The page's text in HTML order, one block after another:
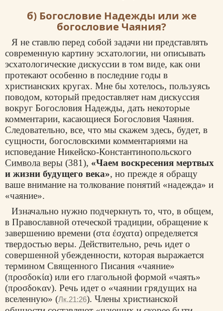
б) Богословие Надежды или же
богословие Чаяния?
Я не ставлю перед собой задачи ни представлять
современную картину эсхатологии, ни описывать
эсхатологические дискуссии в том виде, как они
протекают особенно в последние годы в
христианских кругах. Мне бы хотелось, пользуясь
поводом, который предоставляет нам дискуссия
вокруг Богословия Надежды, дать некоторые
комментарии, касающиеся Богословия Чаяния.
Следовательно, все, что мы скажем здесь, будет, в
сущности, богословскими комментариями на
исповедание Никейско-Константинопольского
Символа веры (381), «Чаем воскресения мертвых
и жизни будущего века», но прежде я обращу
ваше внимание на толкование понятий «надежда» и
«чаяние».
Изначально нужно подчеркнуть то, что, в общем,
в Православной отеческой традиции, обращение к
завершению времени (στα έσχατα) определяется
твердостью веры. Действительно, речь идет о
совершенной убежденности, которая выражается
термином Священного Писания «чаяние»
(προσδοκία) или его глагольной формой «чаять»
(προσδοκαν). Речь идет о «чаянии грядущих на
вселенную» (Лк.21:26). Члены христианской